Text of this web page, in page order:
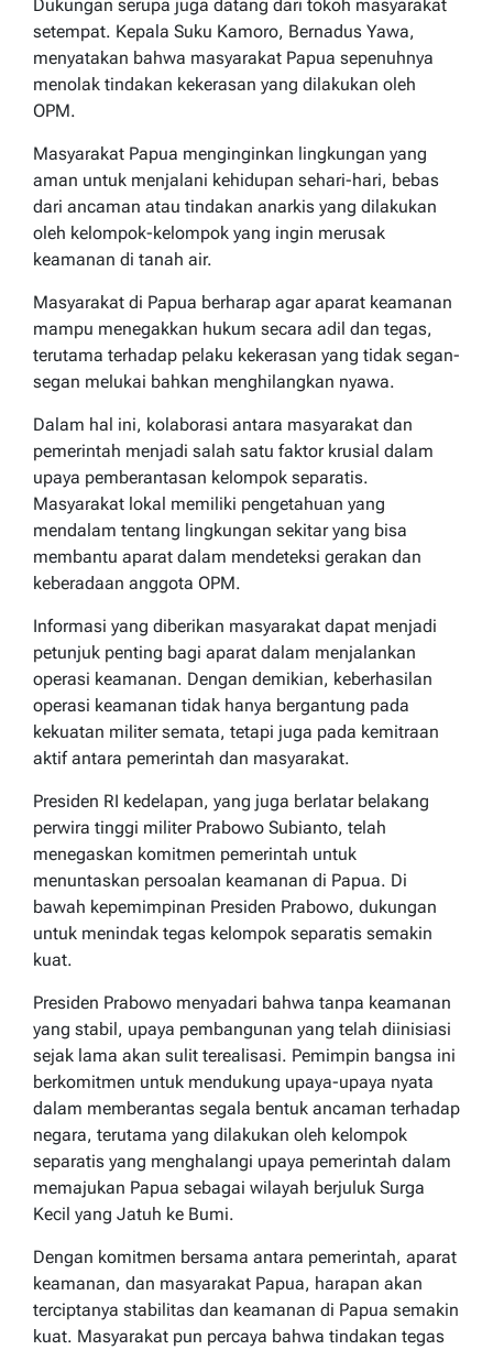
Dukungan serupa juga datang dari tokoh masyarakat
setempat. Kepala Suku Kamoro, Bernadus Yawa,
menyatakan bahwa masyarakat Papua sepenuhnya
menolak tindakan kekerasan yang dilakukan oleh
OPM.
Masyarakat Papua menginginkan lingkungan yang
aman untuk menjalani kehidupan sehari-hari, bebas
dari ancaman atau tindakan anarkis yang dilakukan
oleh kelompok-kelompok yang ingin merusak
keamanan di tanah air.
Masyarakat di Papua berharap agar aparat keamanan
mampu menegakkan hukum secara adil dan tegas,
terutama terhadap pelaku kekerasan yang tidak segan-
segan melukai bahkan menghilangkan nyawa.
Dalam hal ini, kolaborasi antara masyarakat dan
pemerintah menjadi salah satu faktor krusial dalam
upaya pemberantasan kelompok separatis.
Masyarakat lokal memiliki pengetahuan yang
mendalam tentang lingkungan sekitar yang bisa
membantu aparat dalam mendeteksi gerakan dan
keberadaan anggota OPM.
Informasi yang diberikan masyarakat dapat menjadi
petunjuk penting bagi aparat dalam menjalankan
operasi keamanan. Dengan demikian, keberhasilan
operasi keamanan tidak hanya bergantung pada
kekuatan militer semata, tetapi juga pada kemitraan
aktif antara pemerintah dan masyarakat.
Presiden RI kedelapan, yang juga berlatar belakang
perwira tinggi militer Prabowo Subianto, telah
menegaskan komitmen pemerintah untuk
menuntaskan persoalan keamanan di Papua. Di
bawah kepemimpinan Presiden Prabowo, dukungan
untuk menindak tegas kelompok separatis semakin
kuat.
Presiden Prabowo menyadari bahwa tanpa keamanan
yang stabil, upaya pembangunan yang telah diinisiasi
sejak lama akan sulit terealisasi. Pemimpin bangsa ini
berkomitmen untuk mendukung upaya-upaya nyata
dalam memberantas segala bentuk ancaman terhadap
negara, terutama yang dilakukan oleh kelompok
separatis yang menghalangi upaya pemerintah dalam
memajukan Papua sebagai wilayah berjuluk Surga
Kecil yang Jatuh ke Bumi.
Dengan komitmen bersama antara pemerintah, aparat
keamanan, dan masyarakat Papua, harapan akan
terciptanya stabilitas dan keamanan di Papua semakin
kuat. Masyarakat pun percaya bahwa tindakan tegas